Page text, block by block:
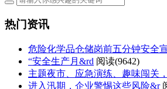
热门资讯
危险化学品仓储岗前五分钟安全
“安全生产月&rd 阅读(9642)
主题夜市、应急演练、趣味闯关，
进入汛期，企业警惕这些风险&r